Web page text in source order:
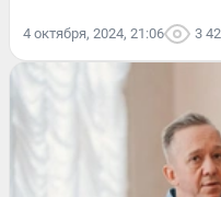
4 октября, 2024, 21:06 3